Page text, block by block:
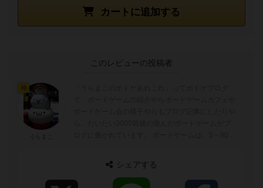
カートに追加する
このレビューの投稿者
シェアする